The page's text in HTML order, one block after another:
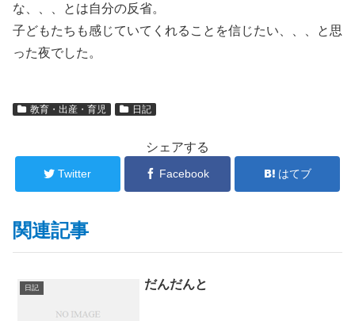
な、、、とは自分の反省。
子どもたちも感じていてくれることを信じたい、、、と思
った夜でした。
教育・出産・育児 日記
シェアする
Twitter Facebook はてブ
関連記事
日記 だんだんと